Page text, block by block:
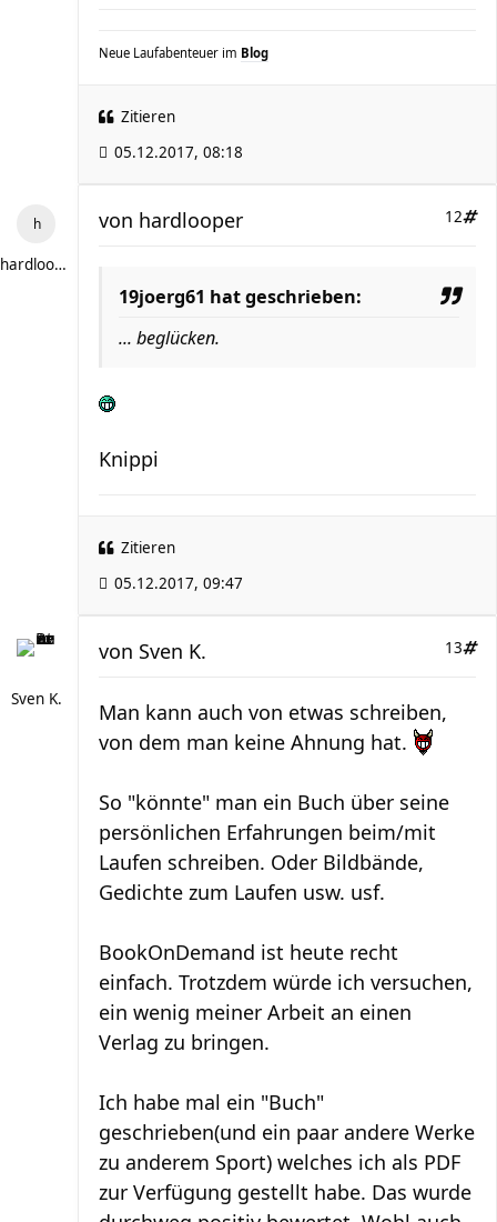
Neue Laufabenteuer im Blog
Zitieren
05.12.2017, 08:18
hardlooper
12
von hardlooper
19joerg61 hat geschrieben:
... beglücken.
Knippi
Zitieren
05.12.2017, 09:47
Sven K.
13
von Sven K.
Man kann auch von etwas schreiben,
von dem man keine Ahnung hat.
So "könnte" man ein Buch über seine
persönlichen Erfahrungen beim/mit
Laufen schreiben. Oder Bildbände,
Gedichte zum Laufen usw. usf.
BookOnDemand ist heute recht
einfach. Trotzdem würde ich versuchen,
ein wenig meiner Arbeit an einen
Verlag zu bringen.
Ich habe mal ein "Buch"
geschrieben(und ein paar andere Werke
zu anderem Sport) welches ich als PDF
zur Verfügung gestellt habe. Das wurde